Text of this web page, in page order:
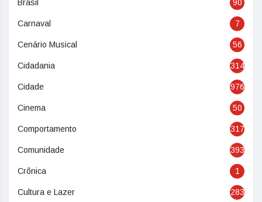
Brasil 90
Carnaval 7
Cenário Musical 56
Cidadania 314
Cidade 976
Cinema 50
Comportamento 317
Comunidade 393
Crônica 1
Cultura e Lazer 283